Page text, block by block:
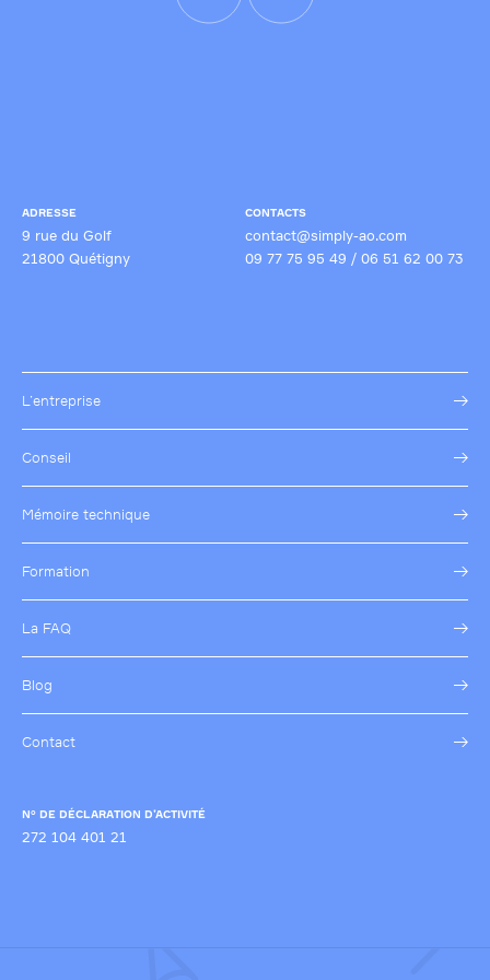
ADRESSE
9 rue du Golf
21800 Quétigny
CONTACTS
contact@simply-ao.com
09 77 75 95 49 / 06 51 62 00 73
N° DE DÉCLARATION D’ACTIVITÉ
272 104 401 21
L’entreprise
Conseil
Mémoire technique
Formation
La FAQ
Blog
Contact